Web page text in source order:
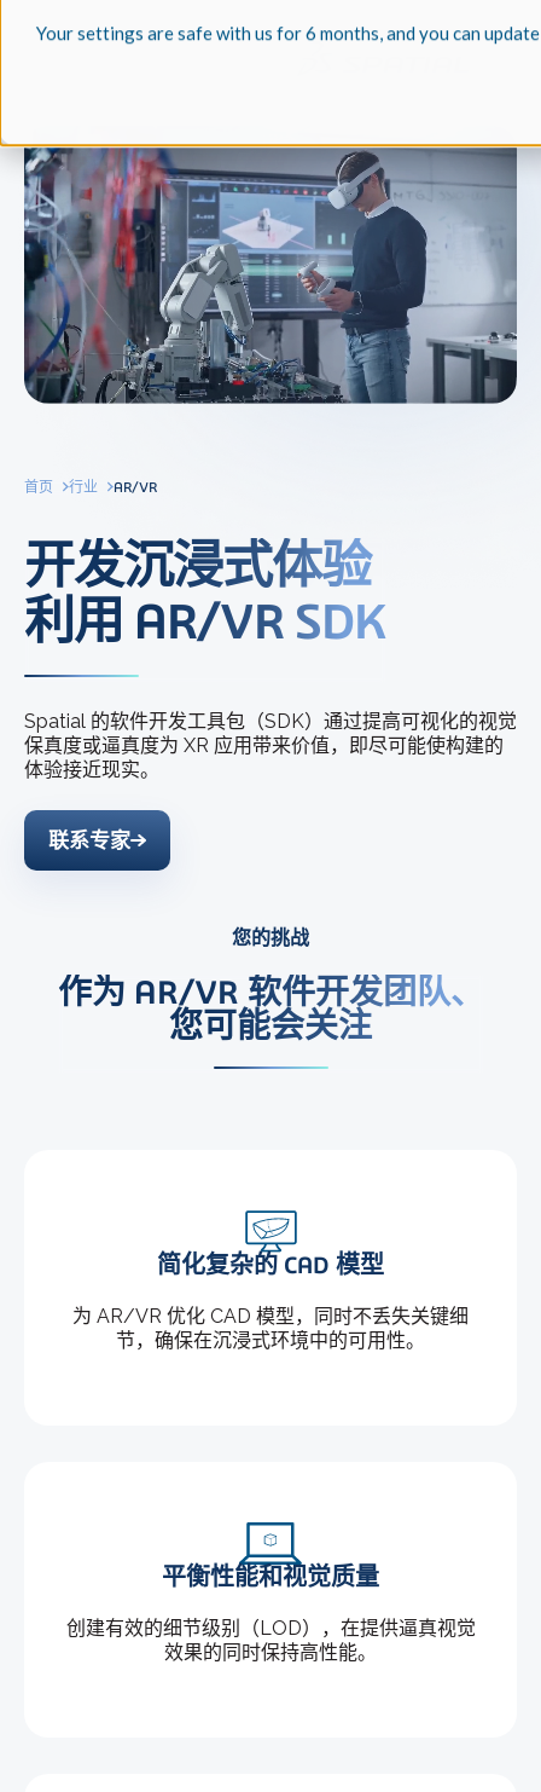
Your settings are safe with us for 6 months, and you can
首页 行业 AR/VR
开发沉浸式体验
利用 AR/VR SDK
Spatial 的软件开发工具包（SDK）通过提高可视化的视觉
保真度或逼真度为 XR 应用带来价值，即尽可能使构建的
体验接近现实。
联系专家
您的挑战
作为 AR/VR 软件开发团队、
您可能会关注
简化复杂的 CAD 模型
为 AR/VR 优化 CAD 模型，同时不丢失关键细
节，确保在沉浸式环境中的可用性。
平衡性能和视觉质量
创建有效的细节级别（LOD），在提供逼真视觉
效果的同时保持高性能。